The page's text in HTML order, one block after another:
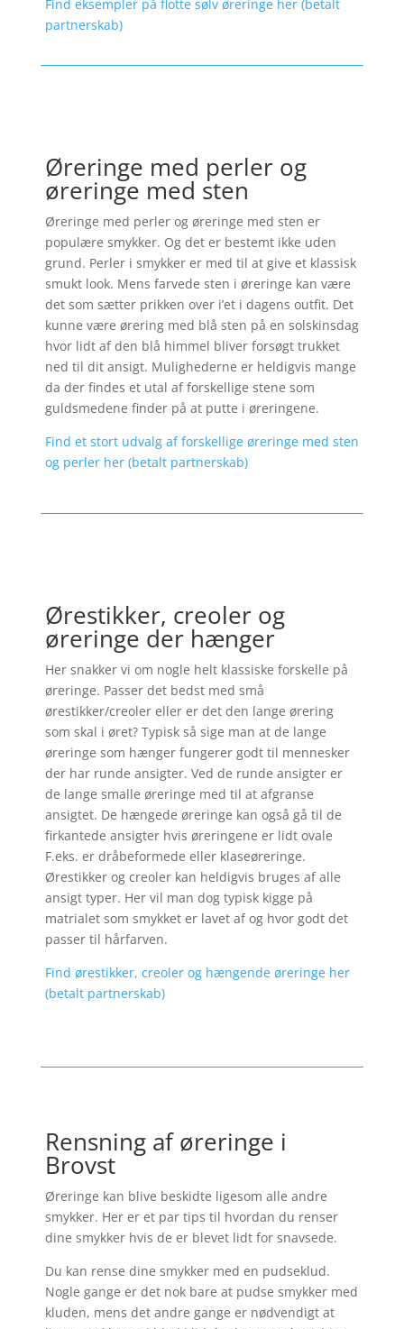
Find eksempler på flotte sølv øreringe her (betalt
partnerskab)
Øreringe med perler og
øreringe med sten
Øreringe med perler og øreringe med sten er
populære smykker. Og det er bestemt ikke uden
grund. Perler i smykker er med til at give et klassisk
smukt look. Mens farvede sten i øreringe kan være
det som sætter prikken over i’et i dagens outfit. Det
kunne være ørering med blå sten på en solskinsdag
hvor lidt af den blå himmel bliver forsøgt trukket
ned til dit ansigt. Mulighederne er heldigvis mange
da der findes et utal af forskellige stene som
guldsmedene finder på at putte i øreringene.
Find et stort udvalg af forskellige øreringe med sten
og perler her (betalt partnerskab)
Ørestikker, creoler og
øreringe der hænger
Her snakker vi om nogle helt klassiske forskelle på
øreringe. Passer det bedst med små
ørestikker/creoler eller er det den lange ørering
som skal i øret? Typisk så sige man at de lange
øreringe som hænger fungerer godt til mennesker
der har runde ansigter. Ved de runde ansigter er
de lange smalle øreringe med til at afgranse
ansigtet. De hængede øreringe kan også gå til de
firkantede ansigter hvis øreringene er lidt ovale
F.eks. er dråbeformede eller klaseøreringe.
Ørestikker og creoler kan heldigvis bruges af alle
ansigt typer. Her vil man dog typisk kigge på
matrialet som smykket er lavet af og hvor godt det
passer til hårfarven.
Find ørestikker, creoler og hængende øreringe her
(betalt partnerskab)
Rensning af øreringe i
Brovst
Øreringe kan blive beskidte ligesom alle andre
smykker. Her er et par tips til hvordan du renser
dine smykker hvis de er blevet lidt for snavsede.
Du kan rense dine smykker med en pudseklud.
Nogle gange er det nok bare at pudse smykker med
kluden, mens det andre gange er nødvendigt at